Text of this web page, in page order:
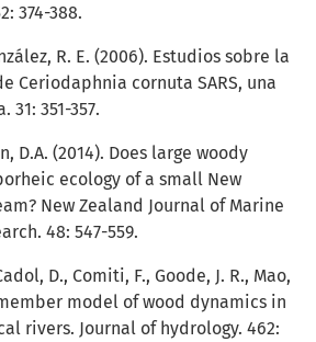
374-388.
R. E. (2006). Estudios sobre la
Ceriodaphnia cornuta SARS, una
351-357.
D.A. (2014). Does large woody
ecology of a small New
New Zealand Journal of Marine
48: 547-559.
D., Comiti, F., Goode, J. R., Mao,
model of wood dynamics in
rivers. Journal of hydrology. 462: